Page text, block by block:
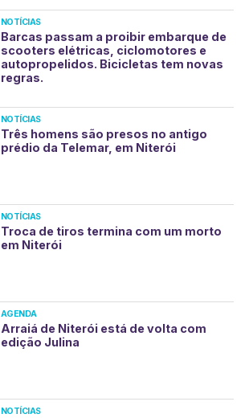
NOTÍCIAS
Barcas passam a proibir embarque de
scooters elétricas, ciclomotores e
autopropelidos. Bicicletas tem novas
regras.
NOTÍCIAS
Três homens são presos no antigo
prédio da Telemar, em Niterói
NOTÍCIAS
Troca de tiros termina com um morto
em Niterói
AGENDA
Arraiá de Niterói está de volta com
edição Julina
NOTÍCIAS